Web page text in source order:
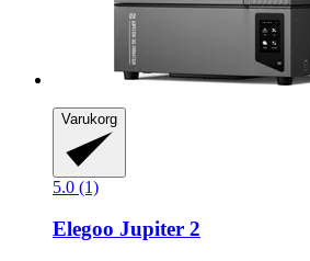
Varukorg
5.0 (1)
Elegoo Jupiter 2